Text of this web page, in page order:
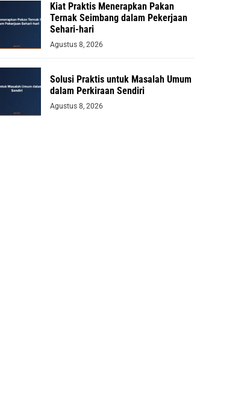
Kiat Praktis Menerapkan Pakan
Ternak Seimbang dalam Pekerjaan
Sehari-hari
Agustus 8, 2026
Solusi Praktis untuk Masalah Umum
dalam Perkiraan Sendiri
Agustus 8, 2026